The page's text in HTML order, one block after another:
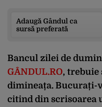
Adaugă Gândul ca
sursă preferată
Bancul zilei de
GÂNDUL.RO, trebuie
dimineața. Bucurați-
citind din scrisoarea